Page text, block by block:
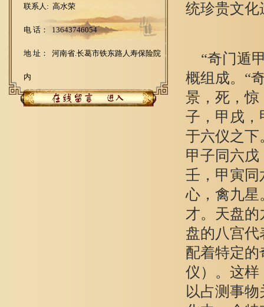
联系人: 高水荣
电 话： 13643746054
地 址： 河南省.长葛市铁东路人寿保险院
内
统珍贵文化
“奇门遁
概组成。“
景，死，惊
子，甲戌，
于六仪之下
甲子同六
壬，甲寅同
心，禽九星
才。天盘
盘的八宫
配着特定
仪）。这样
以占测事